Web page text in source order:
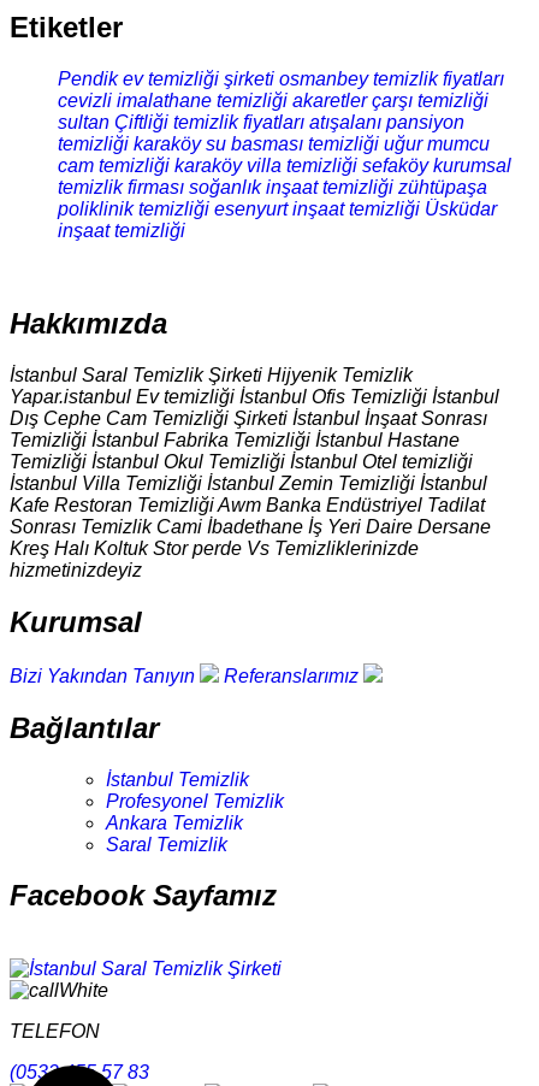
Etiketler
Pendik ev temizliği şirketi osmanbey temizlik fiyatları
cevizli imalathane temizliği akaretler çarşı temizliği
sultan Çiftliği temizlik fiyatları atışalanı pansiyon
temizliği karaköy su basması temizliği uğur mumcu
cam temizliği karaköy villa temizliği sefaköy kurumsal
temizlik firması soğanlık inşaat temizliği zühtüpaşa
poliklinik temizliği esenyurt inşaat temizliği Üsküdar
inşaat temizliği
Hakkımızda
İstanbul Saral Temizlik Şirketi Hijyenik Temizlik
Yapar.istanbul Ev temizliği İstanbul Ofis Temizliği İstanbul
Dış Cephe Cam Temizliği Şirketi İstanbul İnşaat Sonrası
Temizliği İstanbul Fabrika Temizliği İstanbul Hastane
Temizliği İstanbul Okul Temizliği İstanbul Otel temizliği
İstanbul Villa Temizliği İstanbul Zemin Temizliği İstanbul
Kafe Restoran Temizliği Awm Banka Endüstriyel Tadilat
Sonrası Temizlik Cami İbadethane İş Yeri Daire Dersane
Kreş Halı Koltuk Stor perde Vs Temizliklerinizde
hizmetinizdeyiz
Kurumsal
Bizi Yakından Tanıyın Referanslarımız
Bağlantılar
İstanbul Temizlik
Profesyonel Temizlik
Ankara Temizlik
Saral Temizlik
Facebook Sayfamız
TELEFON
(0532 455 57 83